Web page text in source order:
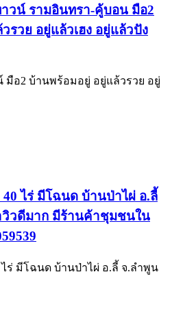
วน์ รามอินทรา-คู้บอน มือ2
รวย อยู่แล้วเฮง อยู่แล้วปัง
มือ2 บ้านพร้อมอยู่ อยู่แล้วรวย อยู่
ไร่ มีโฉนด บ้านป่าไผ่ อ.ลี้
วิวดีมาก มีร้านค้าชุมชนใน
ร่ มีโฉนด บ้านป่าไผ่ อ.ลี้ จ.ลำพูน